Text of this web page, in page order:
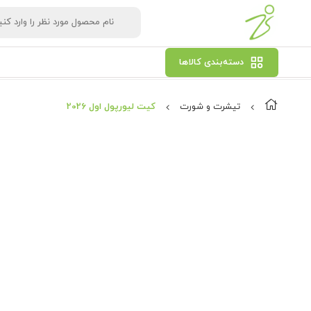
دسته‌بندی کالاها
تیشرت و شورت کیت لیورپول اول 2026